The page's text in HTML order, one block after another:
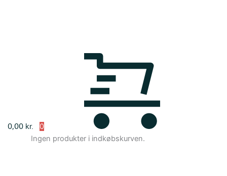
0,00 kr.
Ingen produkter i indkøbskurven.